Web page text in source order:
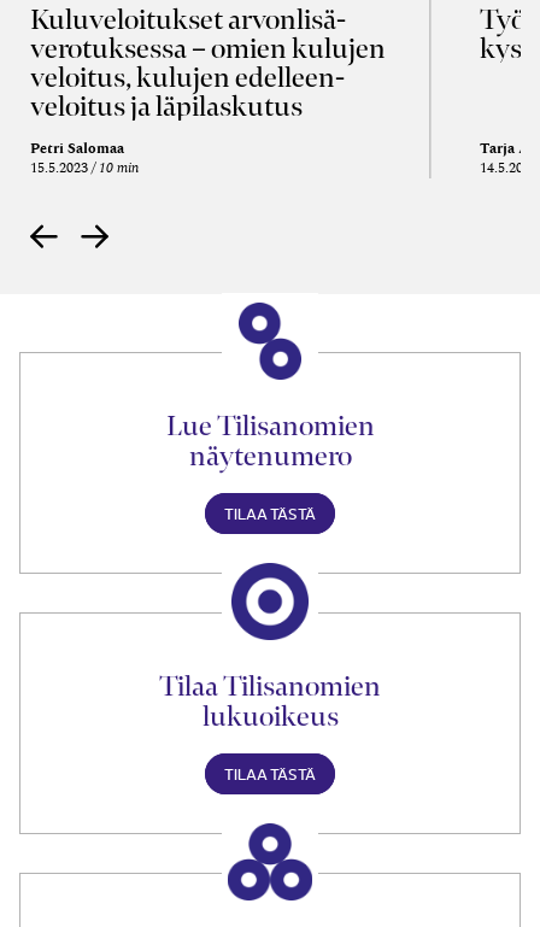
Kulu­veloitukset arvon­lisä­
verotuksessa – omien kulujen
veloitus, kulujen edelleen­
veloitus ja läpi­laskutus
Petri Salomaa
15.5.2023 10 min
Tarja
14.5.2021
Lue Tilisanomien
näytenumero
TILAA TÄSTÄ
Tilaa Tilisanomien
lukuoikeus
TILAA TÄSTÄ